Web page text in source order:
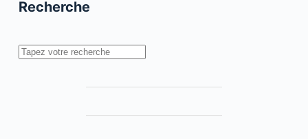
Recherche
Rechercher